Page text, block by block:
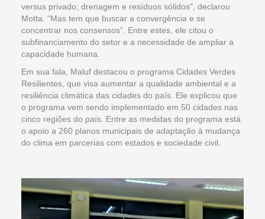
versus privado; drenagem e resíduos sólidos”, declarou
Motta. “Mas tem que buscar a convergência e se
concentrar nos consensos”. Entre estes, ele citou o
subfinanciamento do setor e a necessidade de ampliar a
capacidade humana.
Em sua fala, Maluf destacou o programa Cidades Verdes
Resilientes, que visa aumentar a qualidade ambiental e a
resiliência climática das cidades do país. Ele explicou que
o programa vem sendo implementado em 50 cidades nas
cinco regiões do país. Entre as medidas do programa está
o apoio a 260 planos municipais de adaptação à mudança
do clima em parcerias com estados e sociedade civil.